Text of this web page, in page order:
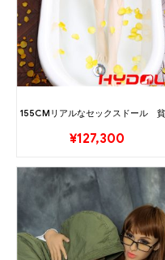
155CMリアルなセックスドール
¥127,300